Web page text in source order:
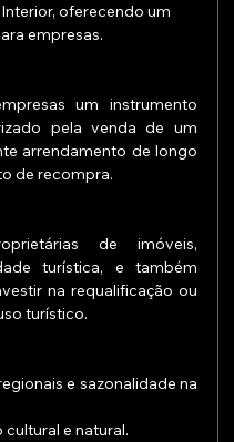
oferecendo um
empresas.
um instrumento
pela venda de um
arrendamento de longo
de recompra.
de imóveis,
turística, e também
na requalificação ou
turístico.
e sazonalidade na
e natural.